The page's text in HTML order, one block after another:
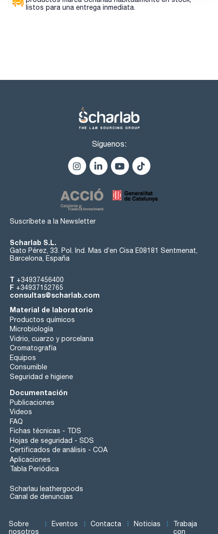
listos para una entrega inmediata.
Síguenos:
Suscríbete a la Newsletter
Scharlab S.L.
Gato Pérez, 33. Pol. Ind. Mas d’en Cisa E08181 Sentmenat,
Barcelona, España
T +34937456400
F +34937152765
consultas@scharlab.com
Material de laboratorio
Productos químicos
Microbiología
Vidrio, cuarzo y porcelana
Cromatografía
Equipos
Consumible
Seguridad e higiene
Documentación
Publicaciones
Videos
FAQ
Fichas técnicas - TDS
Hojas de seguridad - SDS
Certificados de análisis - COA
Aplicaciones
Tabla Periódica
Scharlau leathergoods
Canal de denuncias
Sobre
nosotros
Eventos Contacta Noticias
Trabaja
con